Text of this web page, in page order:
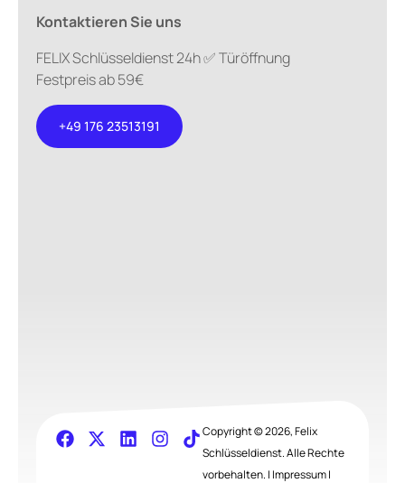
Kontaktieren Sie uns
FELIX Schlüsseldienst 24h ✅ Türöffnung
Festpreis ab 59€
+49 176 23513191
Copyright © 2026, Felix
Schlüsseldienst. Alle Rechte
vorbehalten. | Impressum|